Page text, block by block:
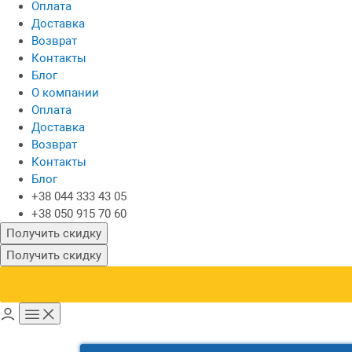
Оплата
Доставка
Возврат
Контакты
Блог
О компании
Оплата
Доставка
Возврат
Контакты
Блог
+38 044 333 43 05
+38 050 915 70 60
Получить скидку
Получить скидку